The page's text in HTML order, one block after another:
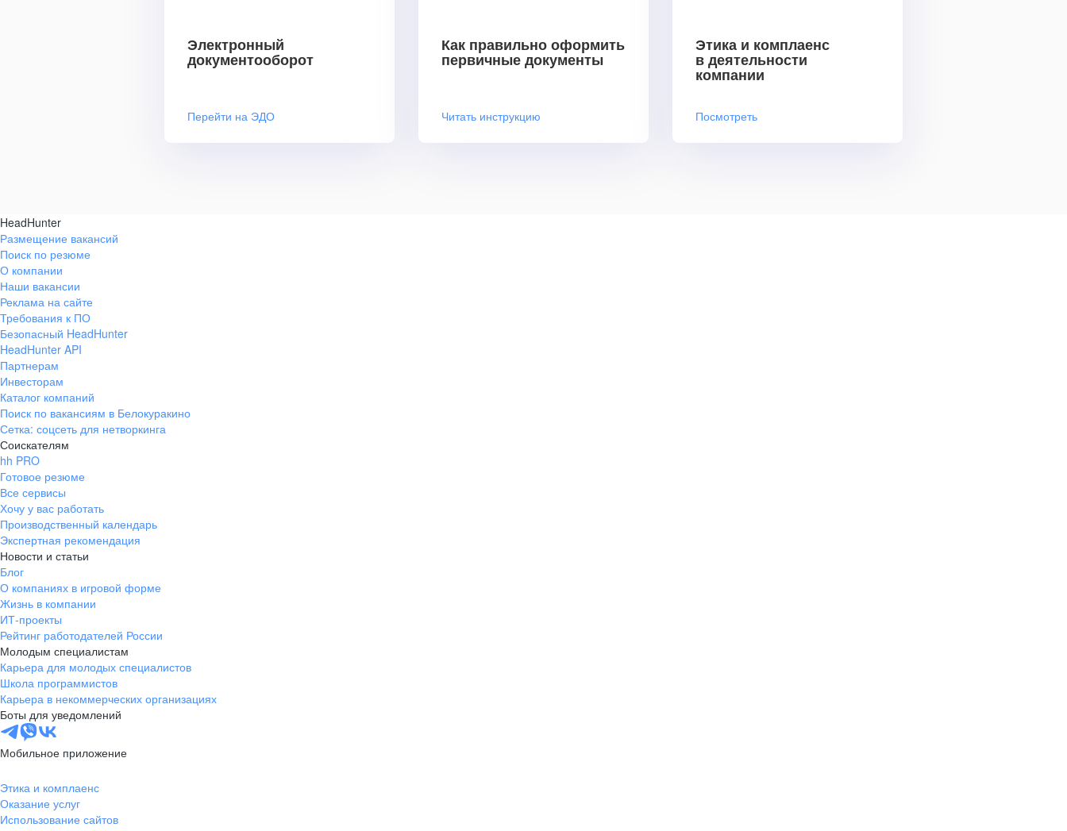
Электронный
документооборот
Перейти на ЭДО
Как правильно оформить
первичные документы
Читать инструкцию
Этика и комплаенс
в деятельности
компании
Посмотреть
HeadHunter
Размещение вакансий
Поиск по резюме
О компании
Наши вакансии
Реклама на сайте
Требования к ПО
Безопасный HeadHunter
HeadHunter API
Партнерам
Инвесторам
Каталог компаний
Поиск по вакансиям в Белокуракино
Сетка: соцсеть для нетворкинга
Соискателям
hh PRO
Готовое резюме
Все сервисы
Хочу у вас работать
Производственный календарь
Экспертная рекомендация
Новости и статьи
Блог
О компаниях в игровой форме
Жизнь в компании
ИТ-проекты
Рейтинг работодателей России
Молодым специалистам
Карьера для молодых специалистов
Школа программистов
Карьера в некоммерческих организациях
Боты для уведомлений
Мобильное приложение
Этика и комплаенс
Оказание услуг
Использование сайтов